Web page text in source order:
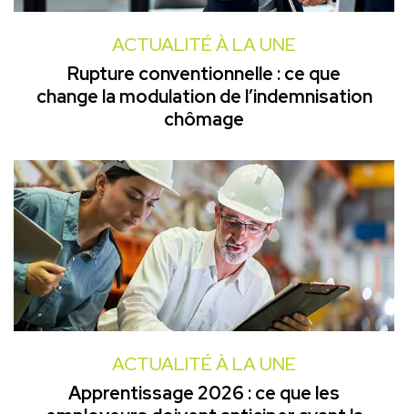
ACTUALITÉ À LA UNE
Rupture conventionnelle : ce que
change la modulation de l’indemnisation
chômage
ACTUALITÉ À LA UNE
Apprentissage 2026 : ce que les